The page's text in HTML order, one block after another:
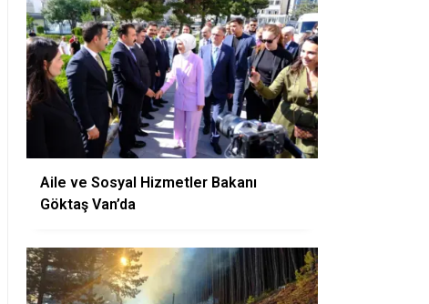
Aile ve Sosyal Hizmetler Bakanı
Göktaş Van’da